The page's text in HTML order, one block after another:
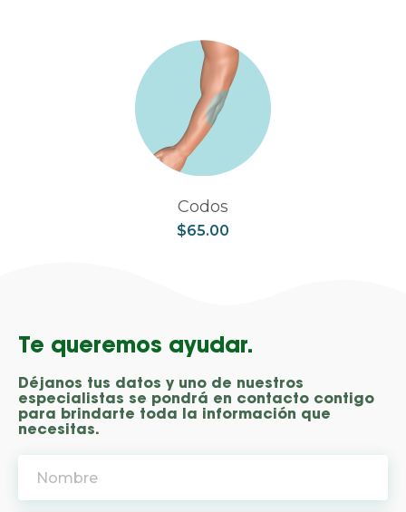
Codos
$65.00
Te queremos ayudar.
Déjanos tus datos y uno de nuestros
especialistas se pondrá en contacto contigo
para brindarte toda la información que
necesitas.